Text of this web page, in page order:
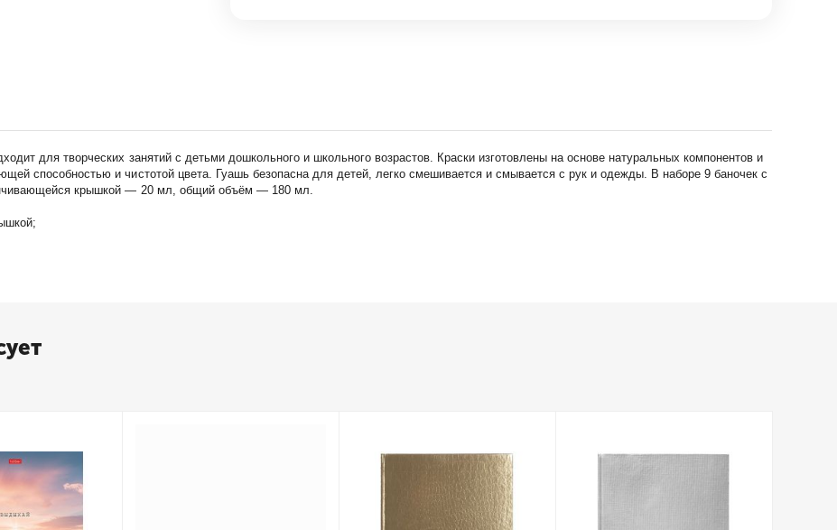
для творческих занятий с детьми дошкольного и школьного возрастов. Краски изготовлены на основе натуральных компонентов и
способностью и чистотой цвета. Гуашь безопасна для детей, легко смешивается и смывается с рук и одежды. В наборе 9 баночек с
крышкой — 20 мл, общий объём — 180 мл.